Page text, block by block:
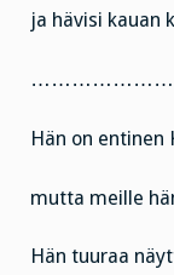
ja hävisi kauan
Hän on entinen
mutta meille
Hän tuuraa